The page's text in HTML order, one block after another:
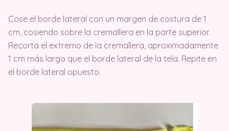
Cose el borde lateral con un margen de costura de 1
cm, cosiendo sobre la cremallera en la parte superior.
Recorta el extremo de la cremallera, aproximadamente
1 cm más largo que el borde lateral de la tela. Repite en
el borde lateral opuesto.